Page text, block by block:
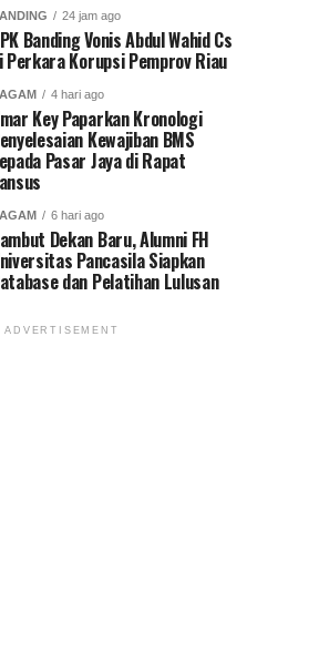
24 jam ago
Banding Vonis Abdul Wahid Cs
Perkara Korupsi Pemprov Riau
4 hari ago
Key Paparkan Kronologi
Kewajiban BMS
Pasar Jaya di Rapat
6 hari ago
Dekan Baru, Alumni FH
Pancasila Siapkan
dan Pelatihan Lulusan
ADVERTISEMENT